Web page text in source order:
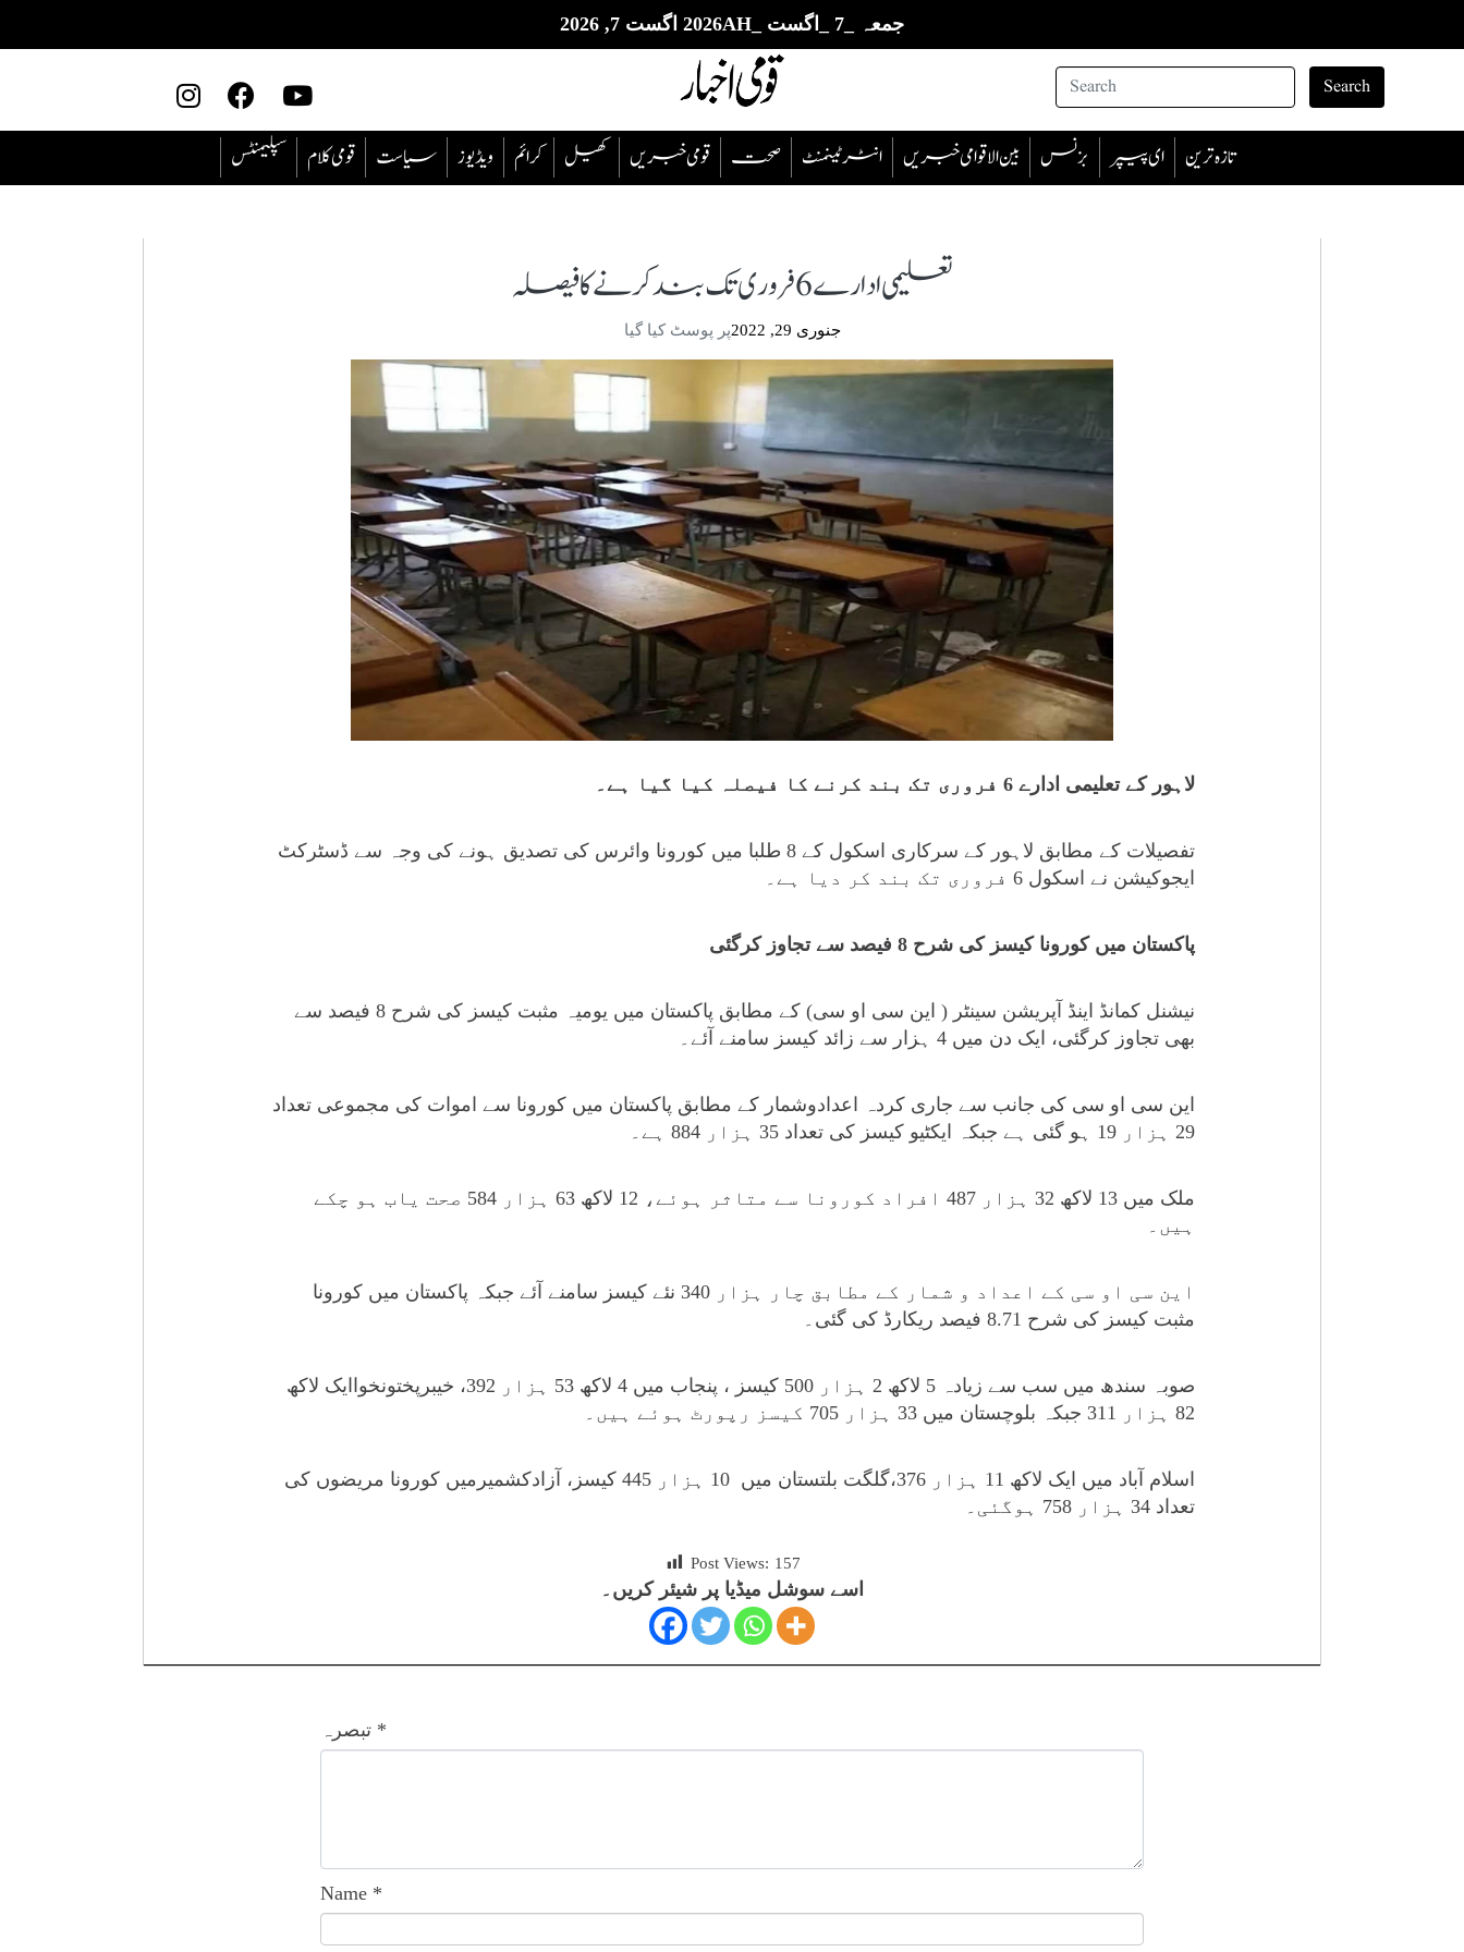
جمعہ _7 _اگست _2026AH اگست 7, 2026
Search
سپلیمنٹس قومی کلام سیاست ویڈیوز ‎کرائم کھیل قومی خبریں صحت انٹرٹینمنٹ بین الاقوامی خبریں بزنس ای پیپر تازہ ترین
تعلیمی ادارے 6 فروری تک بند کرنے کا فیصلہ
جنوری 29, 2022 پر پوسٹ کیا گیا
لاہور کے تعلیمی ادارے 6 فروری تک بند کرنے کا فیصلہ کیا گیا ہے۔
تفصیلات کے مطابق لاہور کے سرکاری اسکول کے 8 طلبا میں کورونا وائرس کی تصدیق ہونے کی وجہ سے ڈسٹرکٹ
ایجوکیشن نے اسکول 6 فروری تک بند کر دیا ہے۔
پاکستان میں کورونا کیسز کی شرح 8 فیصد سے تجاوز کرگئی
نیشنل کمانڈ اینڈ آپریشن سینٹر ( این سی او سی) کے مطابق پاکستان میں یومیہ مثبت کیسز کی شرح 8 فیصد سے
بھی تجاوز کرگئی، ایک دن میں 4 ہزار سے زائد کیسز سامنے آئے۔
این سی او سی کی جانب سے جاری کردہ اعدادوشمار کے مطابق پاکستان میں کورونا سے اموات کی مجموعی تعداد
29 ہزار 19 ہو گئی ہے جبکہ ایکٹیو کیسز کی تعداد 35 ہزار 884 ہے۔
ملک میں 13 لاکھ 32 ہزار 487 افراد کورونا سے متاثر ہوئے، 12 لاکھ 63 ہزار 584 صحت یاب ہو چکے
ہیں۔
این سی او سی کے اعداد و شمار کے مطابق چار ہزار 340 نئے کیسز سامنے آئے جبکہ پاکستان میں کورونا
مثبت کیسز کی شرح 8.71 فیصد ریکارڈ کی گئی۔
صوبہ سندھ میں سب سے زیادہ 5 لاکھ 2 ہزار 500 کیسز ، پنجاب میں 4 لاکھ 53 ہزار 392، خیبرپختونخواایک لاکھ
82 ہزار 311 جبکہ بلوچستان میں 33 ہزار 705 کیسز رپورٹ ہوئے ہیں۔
اسلام آباد میں ایک لاکھ 11 ہزار 376،گلگت بلتستان میں 10 ہزار 445 کیسز، آزادکشمیرمیں کورونا مریضوں کی
تعداد 34 ہزار 758 ہوگئی۔
Post Views: 157
اسے سوشل میڈیا پر شیئر کریں۔
تبصرہ *
Name *